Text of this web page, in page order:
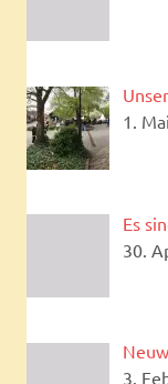
1.
Es
30.
3.